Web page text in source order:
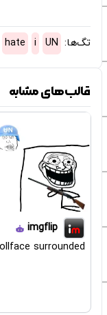
تگ‌ها: UN
i
hate
قالب‌های مشابه
imgflip
surrounded